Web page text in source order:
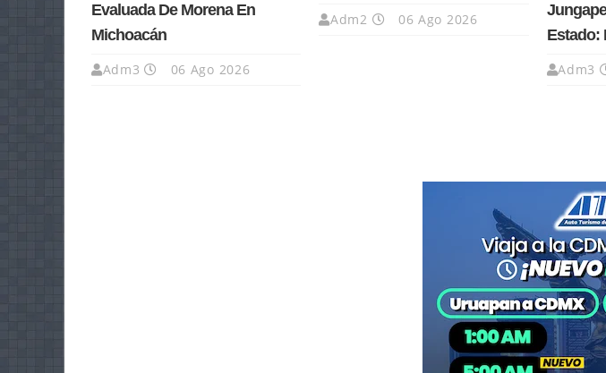
Evaluada De Morena En
Michoacán
Adm3 06 Ago 2026
Adm2 06 Ago 2026
Estado:
Adm3